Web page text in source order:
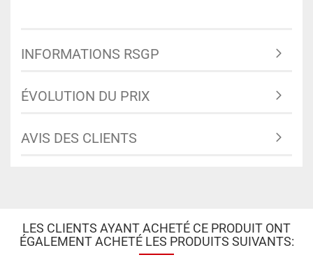
INFORMATIONS RSGP
ÉVOLUTION DU PRIX
AVIS DES CLIENTS
LES CLIENTS AYANT ACHETÉ CE PRODUIT ONT
ÉGALEMENT ACHETÉ LES PRODUITS SUIVANTS: